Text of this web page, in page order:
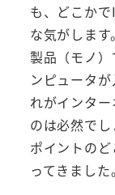
も、どこか
な気がします。
製品（モノ
ンピュータ
れがインタ
のは必然で
ポイントの
ってきました。